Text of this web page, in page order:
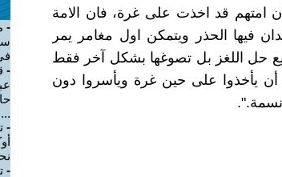
امتهم قد اخذت على غرة، فان الامة
فيها الحذر ويتمكن اول مغامر يمر
حل اللغز بل تصوغها بشكل آخر فقط
يأخذوا على حين غرة ويأسروا دون
نسمة.".
-
-
...
-
-